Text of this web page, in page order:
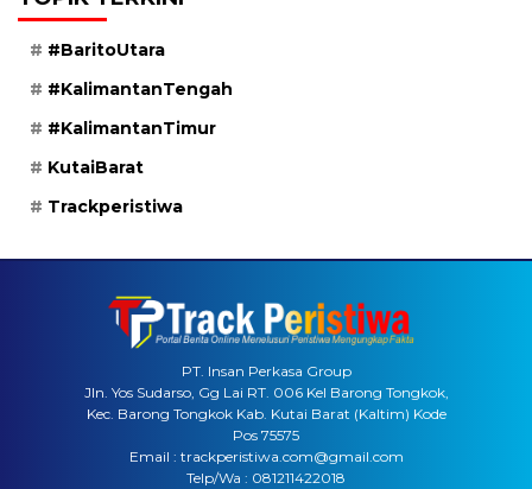
#BaritoUtara
#KalimantanTengah
#KalimantanTimur
KutaiBarat
Trackperistiwa
PT. Insan Perkasa Group
Jln. Yos Sudarso, Gg Lai RT. 006 Kel Barong Tongkok,
Kec. Barong Tongkok Kab. Kutai Barat (Kaltim) Kode
Pos 75575
Email : trackperistiwa.com@gmail.com
Telp/Wa : 081211422018